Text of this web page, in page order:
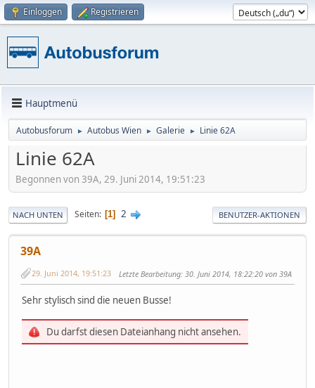
Einloggen Registrieren
Hauptmenü
Autobusforum ► Autobus Wien ► Galerie ► Linie 62A
Linie 62A
Begonnen von 39A, 29. Juni 2014, 19:51:23
NACH UNTEN Seiten 1 2 BENUTZER-AKTIONEN
39A
29. Juni 2014, 19:51:23 Letzte Bearbeitung: 30. Juni 2014, 18:22:20 von 39A
Sehr stylisch sind die neuen Busse!
Du darfst diesen Dateianhang nicht ansehen.